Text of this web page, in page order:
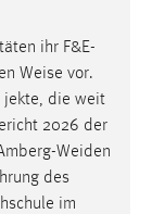
ihr F&E-
Weise vor.
jekte, die weit
2026 der
Weiden
des
im